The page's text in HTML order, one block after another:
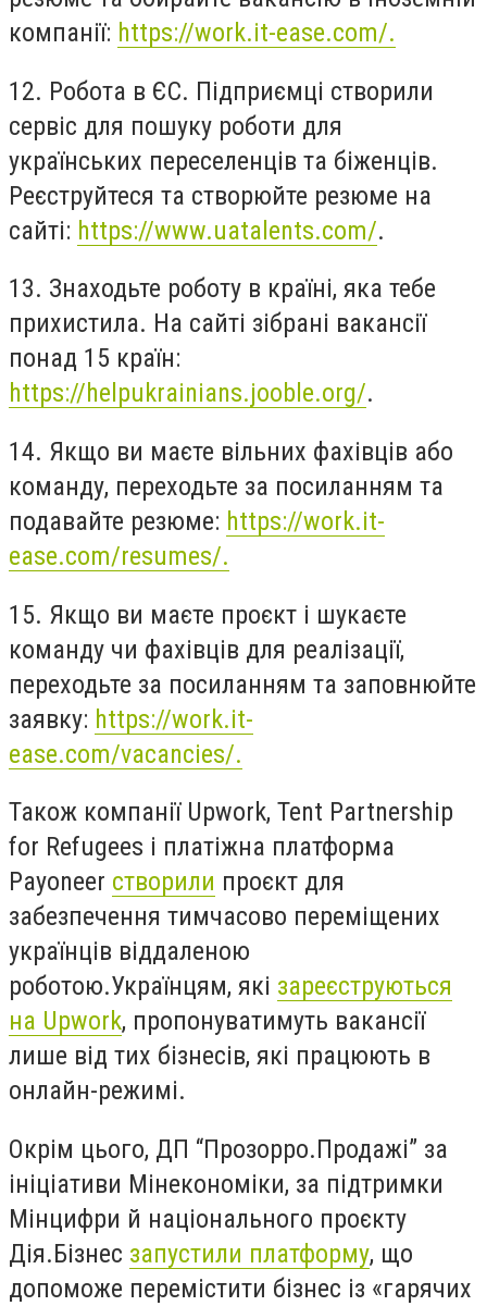
компанії: https://work.it-ease.com/.
12. Робота в ЄС. Підприємці створили
сервіс для пошуку роботи для
українських переселенців та біженців.
Реєструйтеся та створюйте резюме на
сайті: https://www.uatalents.com/.
13. Знаходьте роботу в країні, яка тебе
прихистила. На сайті зібрані вакансії
понад 15 країн:
https://helpukrainians.jooble.org/.
14. Якщо ви маєте вільних фахівців або
команду, переходьте за посиланням та
подавайте резюме: https://work.it-
ease.com/resumes/.
15. Якщо ви маєте проєкт і шукаєте
команду чи фахівців для реалізації,
переходьте за посиланням та заповнюйте
заявку: https://work.it-
ease.com/vacancies/.
Також компанії Upwork, Tent Partnership
for Refugees і платіжна платформа
Payoneer створили проєкт для
забезпечення тимчасово переміщених
українців віддаленою
роботою.Українцям, які зареєструються
на Upwork, пропонуватимуть вакансії
лише від тих бізнесів, які працюють в
онлайн-режимі.
Окрім цього, ДП “Прозорро.Продажі” за
ініціативи Мінекономіки, за підтримки
Мінцифри й національного проєкту
Дія.Бізнес запустили платформу, що
допоможе перемістити бізнес із «гарячих